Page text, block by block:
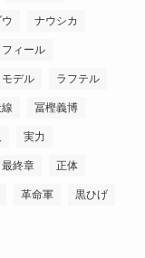
ナウシカ
フィール
モデル ラフテル
冨樫義博
実力
最終章 正体
革命軍 黒ひげ